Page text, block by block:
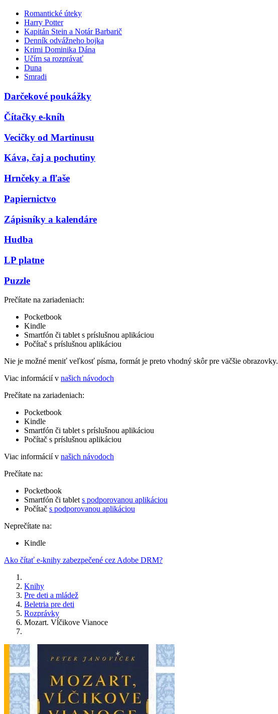
Romantické úteky
Harry Potter
Kapitán Stein a Notár Barbarič
Denník odvážneho bojka
Krimi Dominika Dána
Učím sa rozprávať
Duna
Smradi
Darčekové poukážky
Čítačky e-kníh
Vecičky od Martinusu
Káva, čaj a pochutiny
Hrnčeky a fľaše
Papiernictvo
Zápisníky a kalendáre
Hudba
LP platne
Puzzle
Prečítate na zariadeniach:
Pocketbook
Kindle
Smartfón či tablet s príslušnou aplikáciou
Počítač s príslušnou aplikáciou
Nie je možné meniť veľkosť písma, formát je preto vhodný skôr pre väčšie obrazovky.
Viac informácií v našich návodoch
Prečítate na zariadeniach:
Pocketbook
Kindle
Smartfón či tablet s príslušnou aplikáciou
Počítač s príslušnou aplikáciou
Viac informácií v našich návodoch
Prečítate na:
Pocketbook
Smartfón či tablet s podporovanou aplikáciou
Počítač s podporovanou aplikáciou
Neprečítate na:
Kindle
Ako čítať e-knihy zabezpečené cez Adobe DRM?
Knihy
Pre deti a mládež
Beletria pre deti
Rozprávky
Mozart. Vĺčikove Vianoce